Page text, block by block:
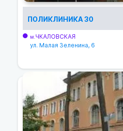
ПОЛИКЛИНИКА 30
м.ЧКАЛОВСКАЯ
ул. Малая Зеленина, 6